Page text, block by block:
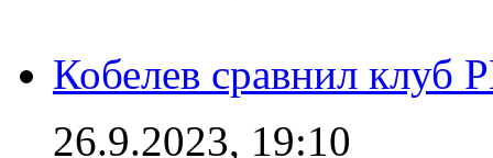
Кобелев сравнил клуб
26.9.2023, 19:10